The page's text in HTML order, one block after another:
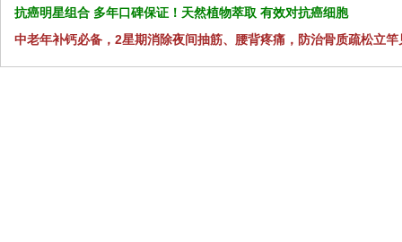
抗癌明星组合 多年口碑保证！天然植物萃取 有效对抗癌细胞
中老年补钙必备，2星期消除夜间抽筋、腰背疼痛，防治骨质疏松立竿